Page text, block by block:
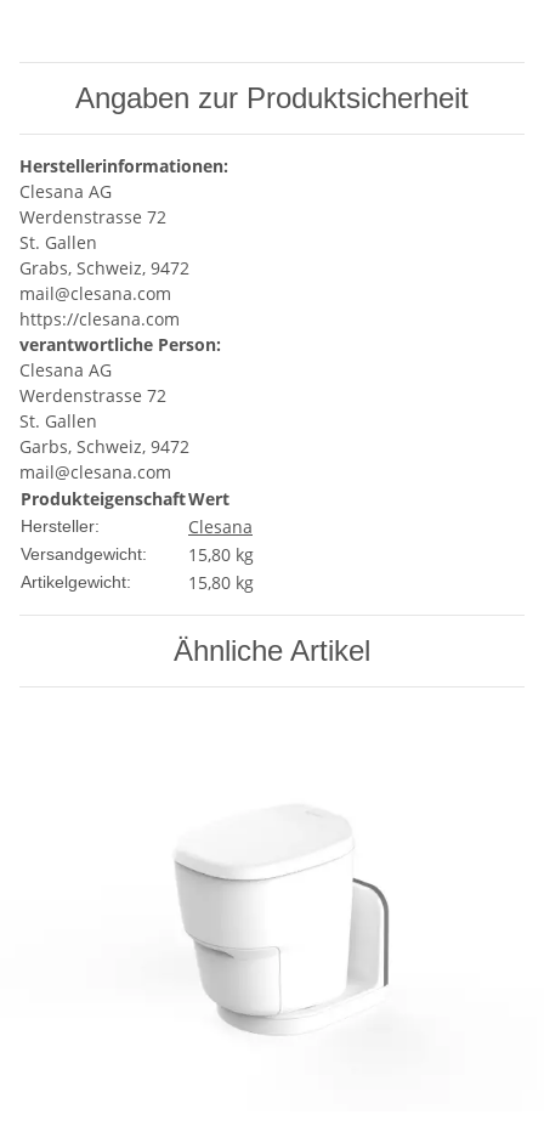
Angaben zur Produktsicherheit
Herstellerinformationen:
Clesana AG
Werdenstrasse 72
St. Gallen
Grabs, Schweiz, 9472
mail@clesana.com
https://clesana.com
verantwortliche Person:
Clesana AG
Werdenstrasse 72
St. Gallen
Garbs, Schweiz, 9472
mail@clesana.com
ProdukteigenschaftWert
Hersteller: Clesana
Versandgewicht: 15,80 kg
Artikelgewicht: 15,80 kg
Ähnliche Artikel